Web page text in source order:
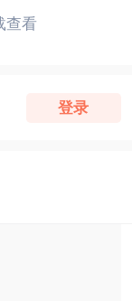
查看
登录